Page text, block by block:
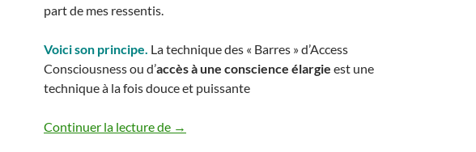
part de mes ressentis.
Voici son principe. La technique des « Barres » d’Access
Consciousness ou d’accès à une conscience élargie est une
technique à la fois douce et puissante
Continuer la lecture de J’ai testé pour vous… une séance de « barres » d’Access
→